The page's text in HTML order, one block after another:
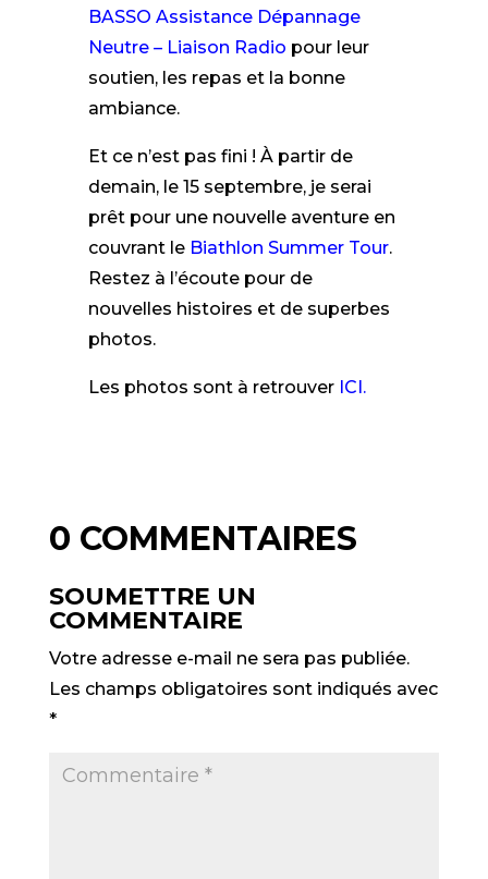
BASSO Assistance Dépannage
Neutre – Liaison Radio pour leur
soutien, les repas et la bonne
ambiance.
Et ce n’est pas fini ! À partir de
demain, le 15 septembre, je serai
prêt pour une nouvelle aventure en
couvrant le Biathlon Summer Tour.
Restez à l’écoute pour de
nouvelles histoires et de superbes
photos.
Les photos sont à retrouver ICI.
0 COMMENTAIRES
SOUMETTRE UN
COMMENTAIRE
Votre adresse e-mail ne sera pas publiée.
Les champs obligatoires sont indiqués avec
*